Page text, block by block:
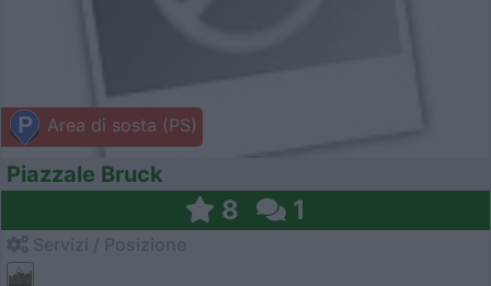
Area di sosta (PS)
Piazzale Bruck
8 1